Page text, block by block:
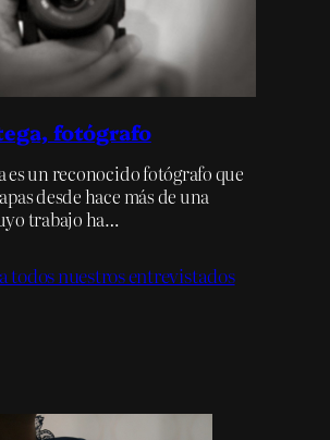
fotógrafo
es un reconocido fotógrafo que
desde hace más de una
trabajo ha…
todos nuestros entrevistados